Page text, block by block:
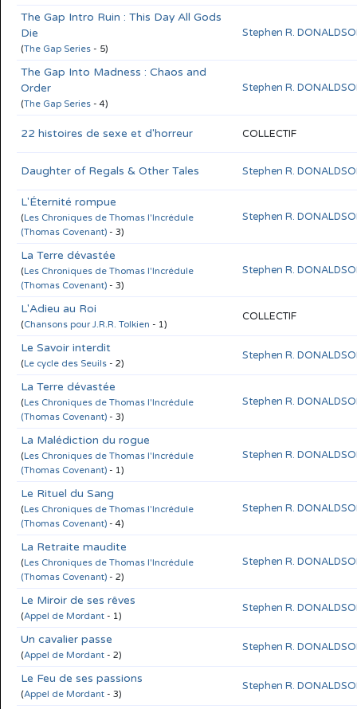
The Gap Intro Ruin : This Day All Gods
Die
(The Gap Series - 5)
Stephen R.
The Gap Into Madness : Chaos and
Order
(The Gap Series - 4)
Stephen R.
22 histoires de sexe et d'horreur COLLECTIF
Daughter of Regals & Other Tales Stephen R.
L'Éternité rompue
(Les Chroniques de Thomas l'Incrédule
(Thomas Covenant) - 3)
Stephen R.
La Terre dévastée
(Les Chroniques de Thomas l'Incrédule
(Thomas Covenant) - 3)
Stephen R.
L'Adieu au Roi
(Chansons pour J.R.R. Tolkien - 1)
COLLECTIF
Le Savoir interdit
(Le cycle des Seuils - 2)
Stephen R.
La Terre dévastée
(Les Chroniques de Thomas l'Incrédule
(Thomas Covenant) - 3)
Stephen R.
La Malédiction du rogue
(Les Chroniques de Thomas l'Incrédule
(Thomas Covenant) - 1)
Stephen R.
Le Rituel du Sang
(Les Chroniques de Thomas l'Incrédule
(Thomas Covenant) - 4)
Stephen R.
La Retraite maudite
(Les Chroniques de Thomas l'Incrédule
(Thomas Covenant) - 2)
Stephen R.
Le Miroir de ses rêves
(Appel de Mordant - 1)
Stephen R.
Un cavalier passe
(Appel de Mordant - 2)
Stephen R.
Le Feu de ses passions
(Appel de Mordant - 3)
Stephen R.